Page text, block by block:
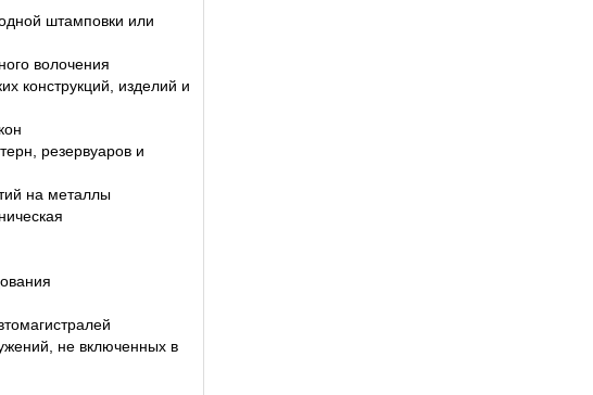
штамповки или
волочения
конструкций, изделий и
резервуаров и
на металлы
не включенных в